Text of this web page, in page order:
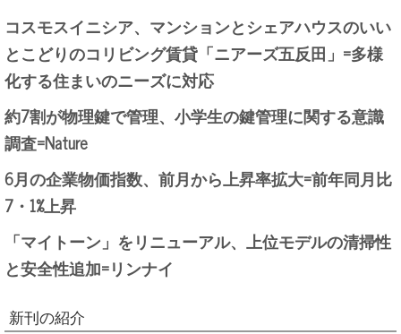
コスモスイニシア、マンションとシェアハウスのいい
とこどりのコリビング賃貸「ニアーズ五反田」=多様
化する住まいのニーズに対応
約7割が物理鍵で管理、小学生の鍵管理に関する意識
調査=Nature
6月の企業物価指数、前月から上昇率拡大=前年同月比
7・1%上昇
「マイトーン」をリニューアル、上位モデルの清掃性
と安全性追加=リンナイ
新刊の紹介